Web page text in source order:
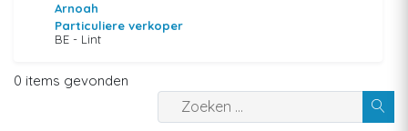
Arnoah
Particuliere verkoper
BE - Lint
0 items gevonden